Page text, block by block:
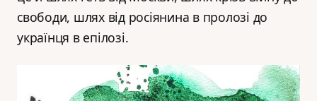
свободи, шлях від росіянина в пролозі до
українця в епілозі.